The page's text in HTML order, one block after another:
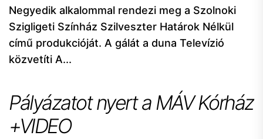
Negyedik alkalommal rendezi meg a Szolnoki
Szigligeti Színház Szilveszter Határok Nélkül
című produkcióját. A gálát a duna Televízió
közvetíti A...
Pályázatot nyert a MÁV Kórház
+VIDEO